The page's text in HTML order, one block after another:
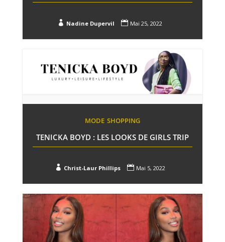
 Nadine Dupervil  Mai 25, 2022
MODE SHOPPING
TENICKA BOYD : LES LOOKS DE GIRLS TRIP
 Christ-Laur Phillips  Mai 5, 2022